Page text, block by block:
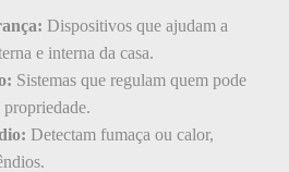
Dispositivos que ajudam a
e interna da casa.
Sistemas que regulam quem pode
propriedade.
Detectam fumaça ou calor,